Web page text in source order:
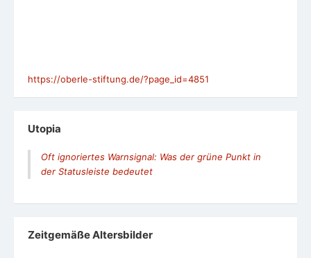
https://oberle-stiftung.de/?page_id=4851
Utopia
Oft ignoriertes Warnsignal: Was der grüne Punkt in
der Statusleiste bedeutet
Zeit­ge­mäße Alters­bil­der